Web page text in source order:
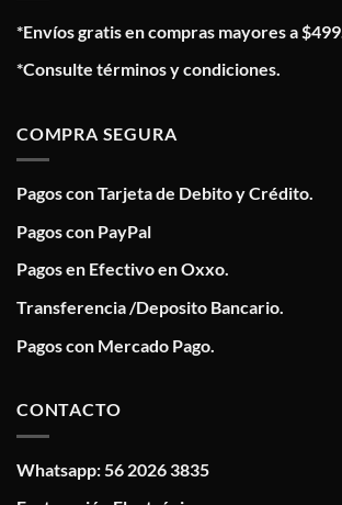
*Envíos gratis en compras mayores a $499.
*Consulte términos y condiciones.
COMPRA SEGURA
Pagos con Tarjeta de Debito y Crédito.
Pagos con PayPal
Pagos en Efectivo en Oxxo.
Transferencia /Deposito Bancario.
Pagos con Mercado Pago.
CONTACTO
Whatsapp: 56 2026 3835